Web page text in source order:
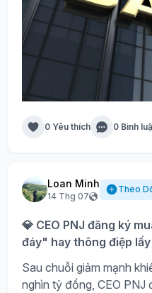
0 Yêu thích 0 Bình
Loan Minh
14 Thg 07
Theo
💎 CEO PNJ đăng ký
đáy" hay thông điệp
Sau chuỗi giảm mạnh
nghìn tỷ đồng, CEO PNJ